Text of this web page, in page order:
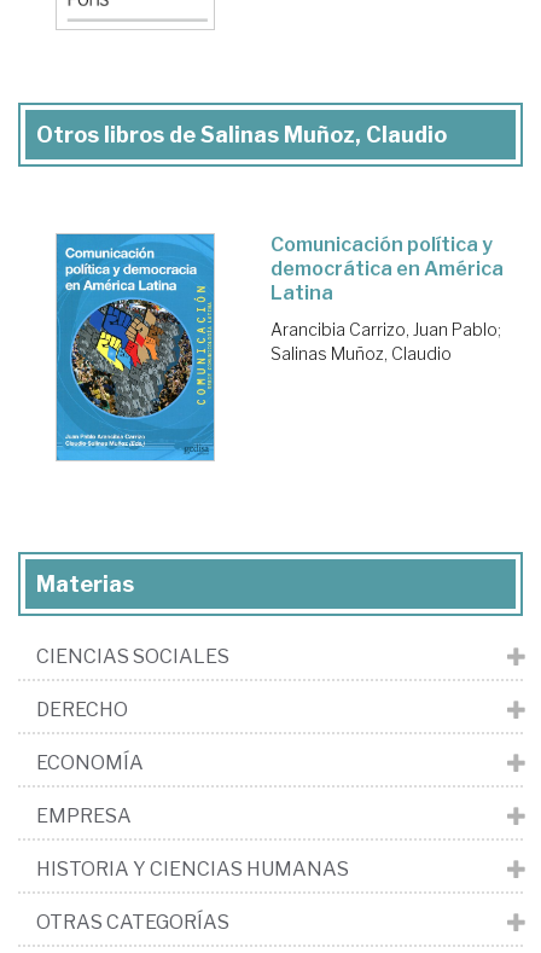
Otros libros de Salinas Muñoz, Claudio
Comunicación política y
democrática en América
Latina
Arancibia Carrizo, Juan Pablo;
Salinas Muñoz, Claudio
Materias
CIENCIAS SOCIALES
DERECHO
ECONOMÍA
EMPRESA
HISTORIA Y CIENCIAS HUMANAS
OTRAS CATEGORÍAS